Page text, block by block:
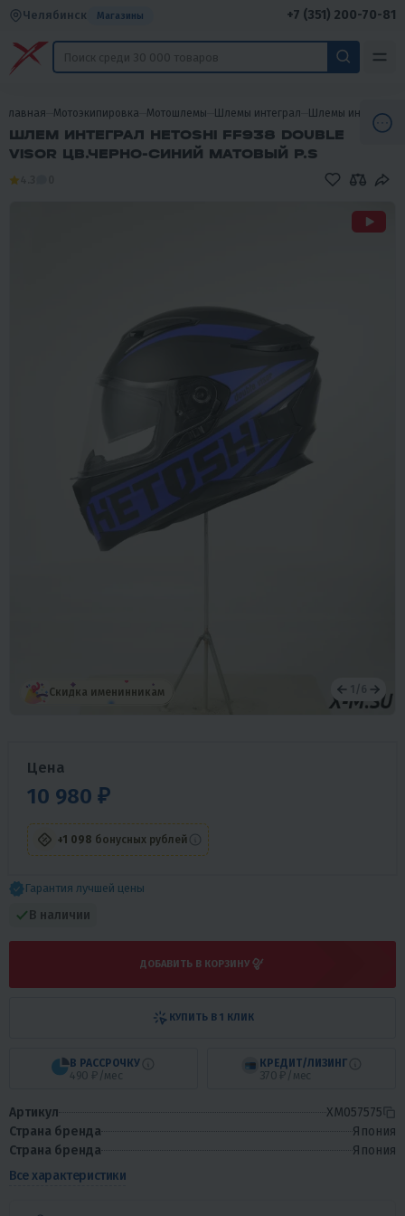
Челябинск Магазины +7 (351) 200-70-81
Главная Мотоэкипировка Мотошлемы Шлемы интеграл Шлемы интеграл
ШЛЕМ ИНТЕГРАЛ HETOSHI FF938 DOUBLE
VISOR ЦВ.ЧЕРНО-СИНИЙ МАТОВЫЙ Р.S
Скидка именинникам / 6
Гарантия лучшей цены
Цена
10 980 ₽
+1 098 бонусных рублей
В наличии
ДОБАВИТЬ В КОРЗИНУ
В РАССРОЧКУ
490 ₽/мес
КРЕДИТ/ЛИЗИНГ
370 ₽/мес
КУПИТЬ В 1 КЛИК
Артикул
XM057575
Страна бренда
Япония
Страна бренда
Япония
Все характеристики